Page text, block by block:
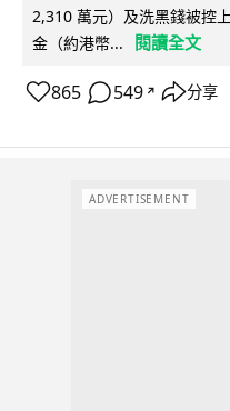
2,310 萬元）及洗黑錢被控
金（約港幣...
閱讀全文
865 549 ↗ 分享
ADVERTISEMENT